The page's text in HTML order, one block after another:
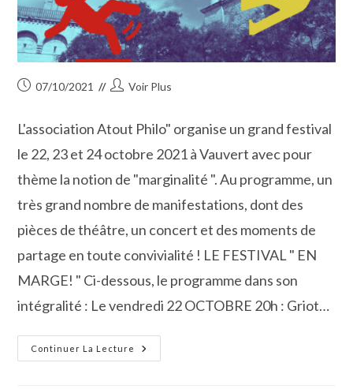
Publication
07/10/2021
Auteur/autrice
publication :
Voir Plus
L'association Atout Philo" organise un grand festival
le 22, 23 et 24 octobre 2021 à Vauvert avec pour
thème la notion de "marginalité ". Au programme, un
très grand nombre de manifestations, dont des
pièces de théâtre, un concert et des moments de
partage en toute convivialité ! LE FESTIVAL " EN
MARGE! " Ci-dessous, le programme dans son
intégralité : Le vendredi 22 OCTOBRE 20h : Griot…
Continuer La Lecture
Atout
Philo